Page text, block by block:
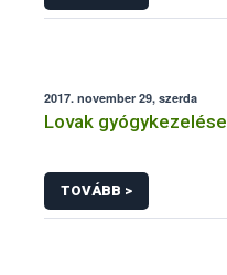
2017. november 29, szerda
Lovak gyógykezelése
TOVÁBB >